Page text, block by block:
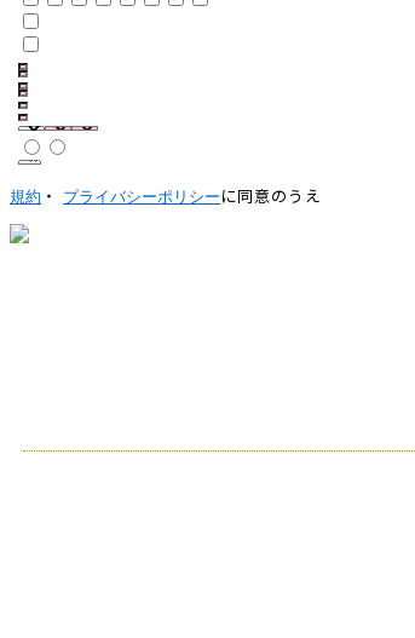
規約 ・ プライバシーポリシー に同意のうえ